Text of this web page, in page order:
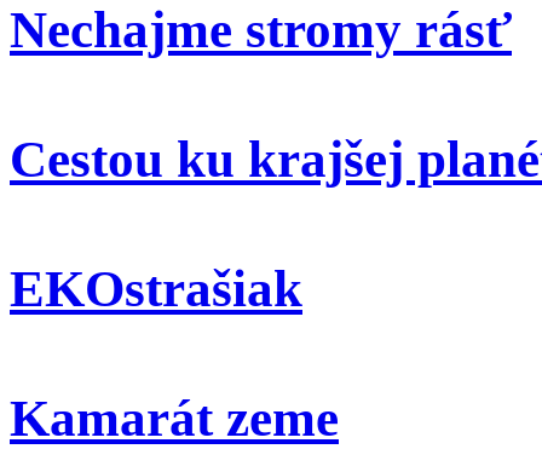
Nechajme stromy rásť
Cestou ku krajšej
EKOstrašiak
Kamarát zeme